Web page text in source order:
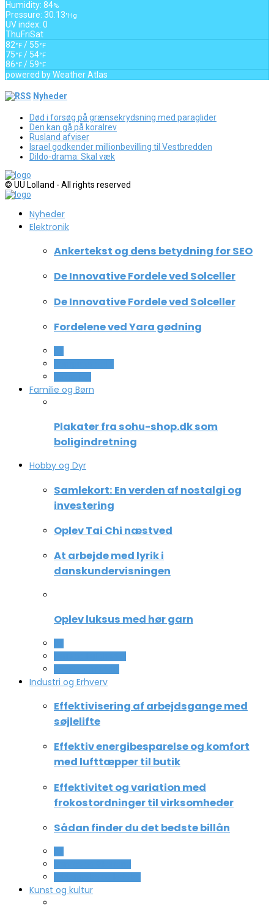
Humidity: 84%
Pressure: 30.13"Hg
UV index: 0
ThuFriSat
82°F / 55°F
75°F / 54°F
86°F / 59°F
powered byWeather Atlas
Nyheder
Død i forsøg på grænsekrydsning med paraglider
Den kan gå på koralrev
Rusland afviser
Israel godkender millionbevilling til Vestbredden
Dildo-drama: Skal væk
© UU Lolland - All rights reserved
Nyheder
Elektronik
Ankertekst og dens betydning for SEO
De Innovative Fordele ved Solceller
De Innovative Fordele ved Solceller
Fordelene ved Yara gødning
Familie og Børn
Plakater fra sohu-shop.dk som
boligindretning
Hobby og Dyr
Samlekort: En verden af nostalgi og
investering
Oplev Tai Chi næstved
At arbejde med lyrik i
danskundervisningen
Oplev luksus med hør garn
Industri og Erhverv
Effektivisering af arbejdsgange med
søjlelifte
Effektiv energibesparelse og komfort
med lufttæpper til butik
Effektivitet og variation med
frokostordninger til virksomheder
Sådan finder du det bedste billån
Kunst og kultur